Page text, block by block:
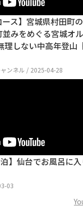
ス】宮城県村田町
みをめぐる宮城オ
しない中高年登山
ンネル / 2025-04-28
】仙台でお風呂に
03